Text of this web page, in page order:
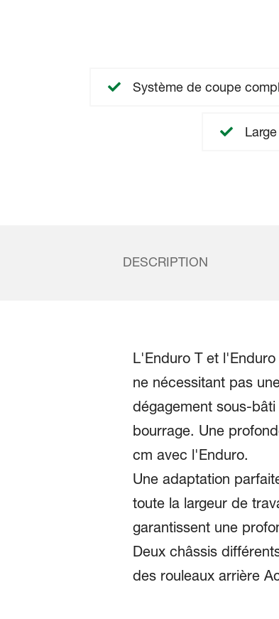
Système de coupe
DESCRIPTION
L'Enduro T et
ne nécessitant pas
dégagement sous-
bourrage. Une
cm avec l'Enduro.
Une adaptation
toute la largeur de
garantissent une
Deux châssis
des rouleaux arrière